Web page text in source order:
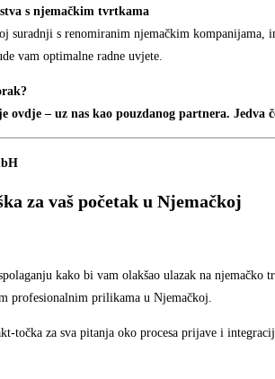
s njemačkim tvrtkama
suradnji s renomiranim njemačkim
vam optimalne radne uvjete.
ovdje – uz nas kao pouzdanog partnera.
za vaš početak u Njemačkoj
kako bi vam olakšao ulazak na
profesionalnim prilikama u Njemačkoj.
točka za sva pitanja oko procesa prijave i